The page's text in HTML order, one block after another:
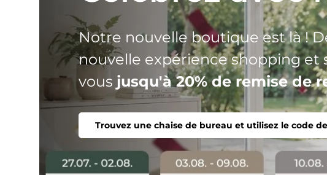
HJH
Trois gammes de produits, un
votre chaise parfaite.
confortable, individuel.
Trouver une chaise de bureau